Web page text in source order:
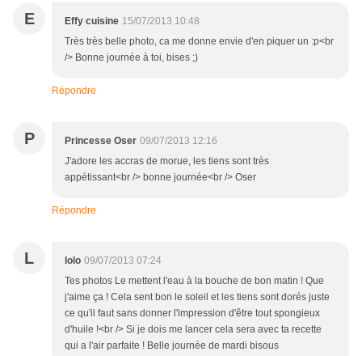
E Effy cuisine 15/07/2013 10:48
Très très belle photo, ca me donne envie d'en piquer un :p<br
/> Bonne journée à toi, bises ;)
Répondre
P Princesse Oser 09/07/2013 12:16
J'adore les accras de morue, les tiens sont très
appétissant<br /> bonne journée<br /> Oser
Répondre
L lolo 09/07/2013 07:24
Tes photos Le mettent l'eau à la bouche de bon matin ! Que
j'aime ça ! Cela sent bon le soleil et les tiens sont dorés juste
ce qu'il faut sans donner l'impression d'être tout spongieux
d'huile !<br /> Si je dois me lancer cela sera avec ta recette
qui a l'air parfaite ! Belle journée de mardi bisous